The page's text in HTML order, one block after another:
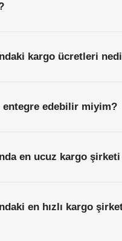
kargo ücretleri
entegre edebilir miyim?
en ucuz kargo
en hızlı kargo